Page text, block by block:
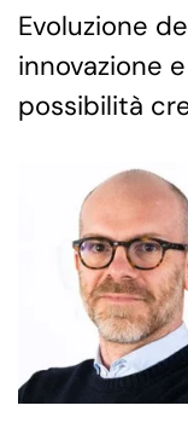
Evoluzione
innovazione
possibilità